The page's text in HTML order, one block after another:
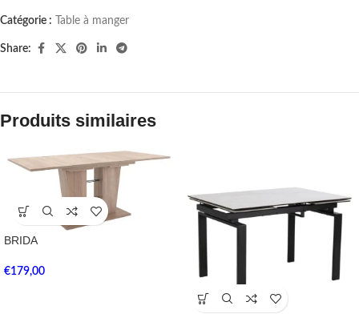
Catégorie : Table à manger
Share:
Produits similaires
BRIDA
€179,00